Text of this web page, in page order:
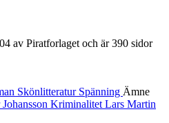
av Piratforlaget och är 390 sidor
Skönlitteratur Spänning Ämne
Johansson Kriminalitet Lars Martin